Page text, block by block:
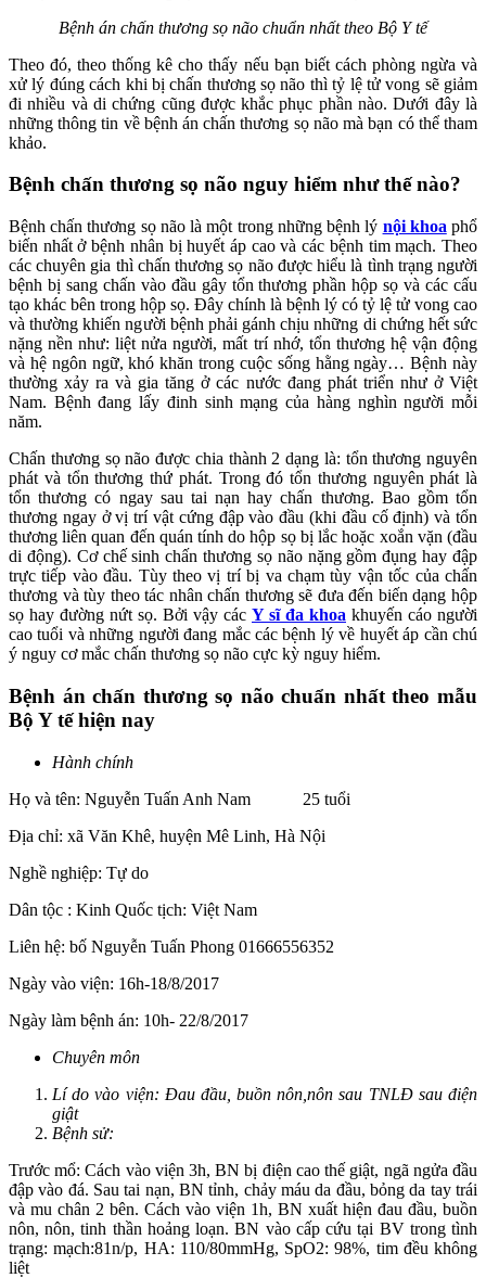
Bệnh án chấn thương sọ não chuẩn nhất theo Bộ Y tế
Theo đó, theo thống kê cho thấy nếu bạn biết cách phòng ngừa và
xử lý đúng cách khi bị chấn thương sọ não thì tỷ lệ tử vong sẽ giảm
đi nhiều và di chứng cũng được khắc phục phần nào. Dưới đây là
những thông tin về bệnh án chấn thương sọ não mà bạn có thể tham
khảo.
Bệnh chấn thương sọ não nguy hiểm như thế nào?
Bệnh chấn thương sọ não là một trong những bệnh lý nội khoa phổ
biến nhất ở bệnh nhân bị huyết áp cao và các bệnh tim mạch. Theo
các chuyên gia thì chấn thương sọ não được hiểu là tình trạng người
bệnh bị sang chấn vào đầu gây tổn thương phần hộp sọ và các cấu
tạo khác bên trong hộp sọ. Đây chính là bệnh lý có tỷ lệ tử vong cao
và thường khiến người bệnh phải gánh chịu những di chứng hết sức
nặng nền như: liệt nửa người, mất trí nhớ, tổn thương hệ vận động
và hệ ngôn ngữ, khó khăn trong cuộc sống hằng ngày… Bệnh này
thường xảy ra và gia tăng ở các nước đang phát triển như ở Việt
Nam. Bệnh đang lấy đinh sinh mạng của hàng nghìn người mỗi
năm.
Chấn thương sọ não được chia thành 2 dạng là: tổn thương nguyên
phát và tổn thương thứ phát. Trong đó tổn thương nguyên phát là
tổn thương có ngay sau tai nạn hay chấn thương. Bao gồm tổn
thương ngay ở vị trí vật cứng đập vào đầu (khi đầu cố định) và tổn
thương liên quan đến quán tính do hộp sọ bị lắc hoặc xoắn vặn (đầu
di động). Cơ chế sinh chấn thương sọ não nặng gồm đụng hay đập
trực tiếp vào đầu. Tùy theo vị trí bị va chạm tùy vận tốc của chấn
thương và tùy theo tác nhân chấn thương sẽ đưa đến biến dạng hộp
sọ hay đường nứt sọ. Bởi vậy các Y sĩ đa khoa khuyến cáo người
cao tuổi và những người đang mắc các bệnh lý về huyết áp cần chú
ý nguy cơ mắc chấn thương sọ não cực kỳ nguy hiểm.
Bệnh án chấn thương sọ não chuẩn nhất theo mẫu
Bộ Y tế hiện nay
Hành chính
Họ và tên: Nguyễn Tuấn Anh Nam 25 tuổi
Địa chỉ: xã Văn Khê, huyện Mê Linh, Hà Nội
Nghề nghiệp: Tự do
Dân tộc : Kinh Quốc tịch: Việt Nam
Liên hệ: bố Nguyễn Tuấn Phong 01666556352
Ngày vào viện: 16h-18/8/2017
Ngày làm bệnh án: 10h- 22/8/2017
Chuyên môn
Lí do vào viện: Đau đầu, buồn nôn,nôn sau TNLĐ sau điện
giật
Bệnh sử:
Trước mổ: Cách vào viện 3h, BN bị điện cao thế giật, ngã ngửa đầu
đập vào đá. Sau tai nạn, BN tỉnh, chảy máu da đầu, bỏng da tay trái
và mu chân 2 bên. Cách vào viện 1h, BN xuất hiện đau đầu, buồn
nôn, nôn, tinh thần hoảng loạn. BN vào cấp cứu tại BV trong tình
trạng: mạch:81n/p, HA: 110/80mmHg, SpO2: 98%, tim đều không
liệt